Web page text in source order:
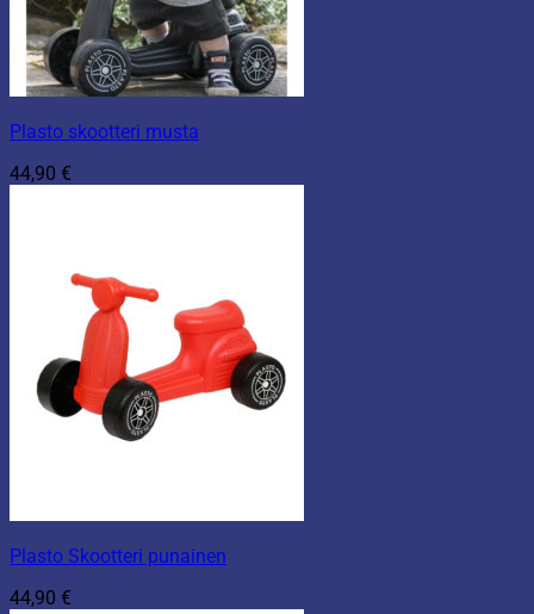
Plasto skootteri musta
44,90 €
Plasto Skootteri punainen
44,90 €